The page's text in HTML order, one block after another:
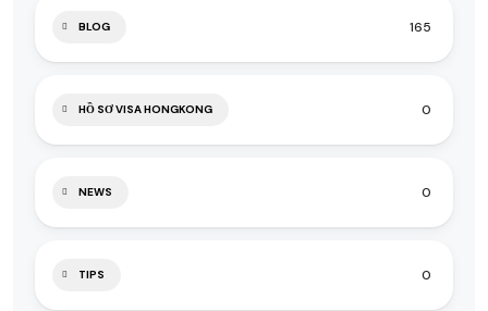
BLOG 165
HỒ SƠ VISA HONGKONG 0
NEWS 0
TIPS 0